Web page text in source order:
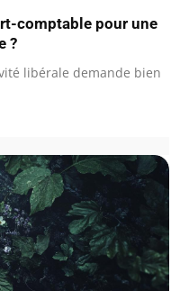
comptable pour une
?
libérale demande bien